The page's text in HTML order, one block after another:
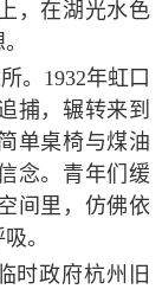
，在湖光水色
。 1932年虹口
捕，辗转来到
单桌椅与煤油
念。青年们缓
间里，仿佛依
。
时政府杭州旧